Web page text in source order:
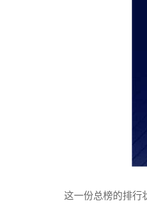
这一份总榜的排行